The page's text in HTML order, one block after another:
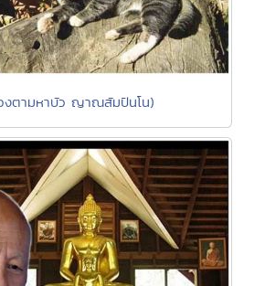
งตามหาบัว ญาณสัมปันโน)